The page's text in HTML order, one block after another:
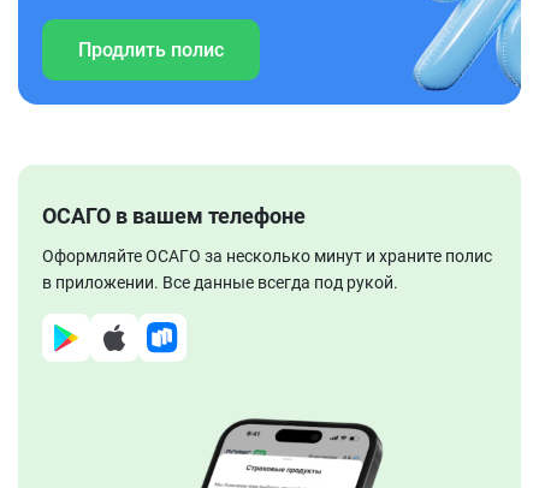
Продлить полис
ОСАГО в вашем телефоне
Оформляйте ОСАГО за несколько минут и храните полис
в приложении. Все данные всегда под рукой.